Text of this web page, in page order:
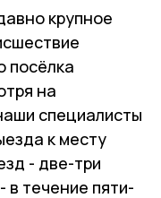
крупное
посёлка
на
специалисты
к месту
- две-три
в течение пяти-